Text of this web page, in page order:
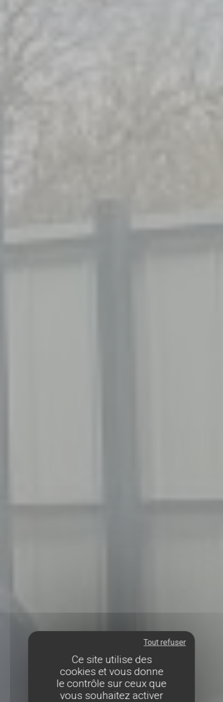
Ce site utilise des
cookies et vous donne
le contrôle sur ceux que
vous souhaitez activer
Tout refuser